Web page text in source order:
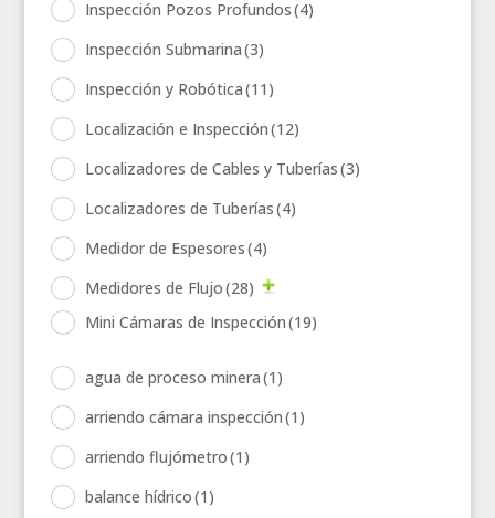
Inspección Pozos Profundos(4)
Inspección Submarina(3)
Inspección y Robótica(11)
Localización e Inspección(12)
Localizadores de Cables y Tuberías(3)
Localizadores de Tuberías(4)
Medidor de Espesores(4)
Medidores de Flujo(28)
Mini Cámaras de Inspección(19)
agua de proceso minera(1)
arriendo cámara inspección(1)
arriendo flujómetro(1)
balance hídrico(1)